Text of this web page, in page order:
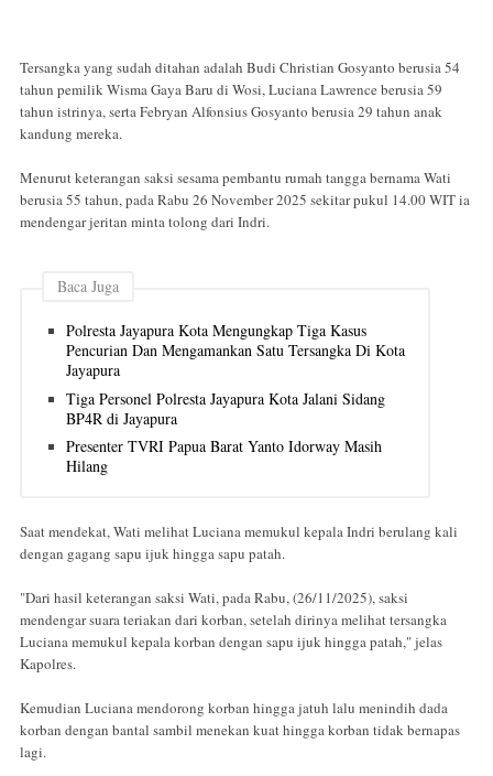
Tersangka yang sudah ditahan adalah Budi Christian Gosyanto berusia 54
tahun pemilik Wisma Gaya Baru di Wosi, Luciana Lawrence berusia 59
tahun istrinya, serta Febryan Alfonsius Gosyanto berusia 29 tahun anak
kandung mereka.
Menurut keterangan saksi sesama pembantu rumah tangga bernama Wati
berusia 55 tahun, pada Rabu 26 November 2025 sekitar pukul 14.00 WIT ia
mendengar jeritan minta tolong dari Indri.
Baca Juga
Polresta Jayapura Kota Mengungkap Tiga Kasus
Pencurian Dan Mengamankan Satu Tersangka Di Kota
Jayapura
Tiga Personel Polresta Jayapura Kota Jalani Sidang
BP4R di Jayapura
Presenter TVRI Papua Barat Yanto Idorway Masih
Hilang
Saat mendekat, Wati melihat Luciana memukul kepala Indri berulang kali
dengan gagang sapu ijuk hingga sapu patah.
"Dari hasil keterangan saksi Wati, pada Rabu, (26/11/2025), saksi
mendengar suara teriakan dari korban, setelah dirinya melihat tersangka
Luciana memukul kepala korban dengan sapu ijuk hingga patah," jelas
Kapolres.
Kemudian Luciana mendorong korban hingga jatuh lalu menindih dada
korban dengan bantal sambil menekan kuat hingga korban tidak bernapas
lagi.